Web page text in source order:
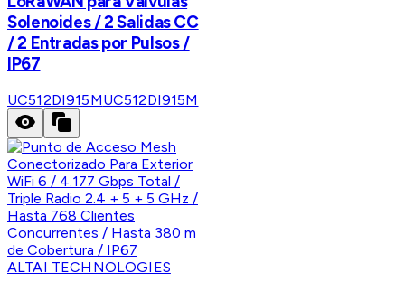
Solenoides / 2 Salidas CC
/ 2 Entradas por Pulsos /
IP67
UC512DI915MUC512DI915M
ALTAI TECHNOLOGIES